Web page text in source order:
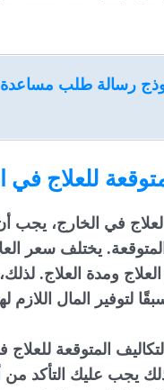
رسالة طلب مساعدة
للعلاج في
في الخارج، يجب
يختلف سعر
العلاج ومدة العلاج.
المال اللازم
المتوقعة للعلاج
يجب عليك التأكد من